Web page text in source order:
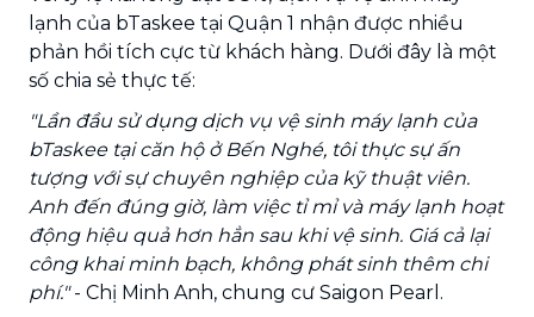
lạnh của bTaskee tại Quận 1 nhận được nhiều
phản hồi tích cực từ khách hàng. Dưới đây là một
số chia sẻ thực tế:
"Lần đầu sử dụng dịch vụ vệ sinh máy lạnh của
bTaskee tại căn hộ ở Bến Nghé, tôi thực sự ấn
tượng với sự chuyên nghiệp của kỹ thuật viên.
Anh đến đúng giờ, làm việc tỉ mỉ và máy lạnh hoạt
động hiệu quả hơn hẳn sau khi vệ sinh. Giá cả lại
công khai minh bạch, không phát sinh thêm chi
phí."- Chị Minh Anh, chung cư Saigon Pearl.